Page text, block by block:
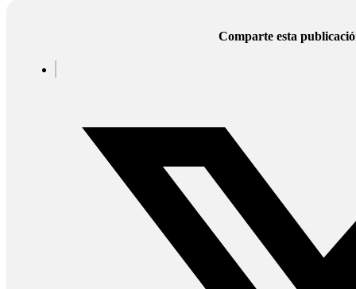
Comparte esta